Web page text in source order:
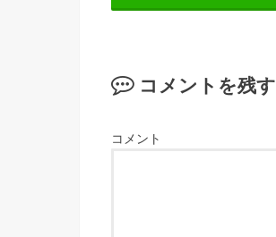
コメントを残す
コメント